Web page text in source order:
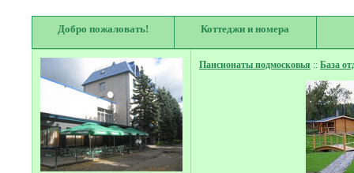
Добро пожаловать! Коттеджи и номера
Пансионаты подмосковья :: База